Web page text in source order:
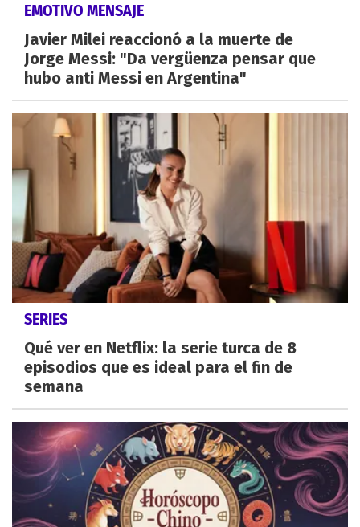
EMOTIVO MENSAJE
Javier Milei reaccionó a la muerte de
Jorge Messi: "Da vergüenza pensar que
hubo anti Messi en Argentina"
SERIES
Qué ver en Netflix: la serie turca de 8
episodios que es ideal para el fin de
semana